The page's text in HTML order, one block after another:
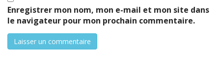
Enregistrer mon nom, mon e-mail et mon site dans
le navigateur pour mon prochain commentaire.